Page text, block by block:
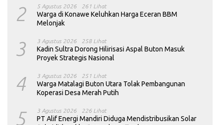
2 5 Agustus 2026 261 Lihat
Warga di Konawe Keluhkan Harga Eceran BBM
Melonjak
3 3 Agustus 2026 258 Lihat
Kadin Sultra Dorong Hilirisasi Aspal Buton Masuk
Proyek Strategis Nasional
4 3 Agustus 2026 251 Lihat
Warga Matalagi Buton Utara Tolak Pembangunan
Koperasi Desa Merah Putih
5 3 Agustus 2026 226 Lihat
PT Alif Energi Mandiri Diduga Mendistribusikan Solar